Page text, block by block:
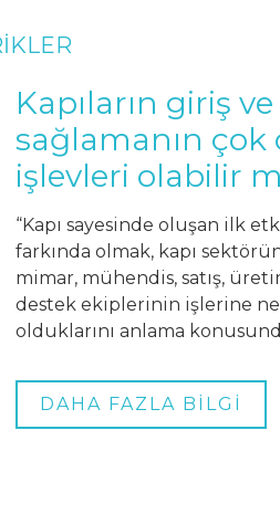
Kapıların giriş ve
sağlamanın çok
işlevleri olabilir
“Kapı sayesinde oluşan ilk
farkında olmak, kapı
mimar, mühendis, satış,
destek ekiplerinin işlerine
olduklarını anlama
DAHA FAZLA BİLGİ